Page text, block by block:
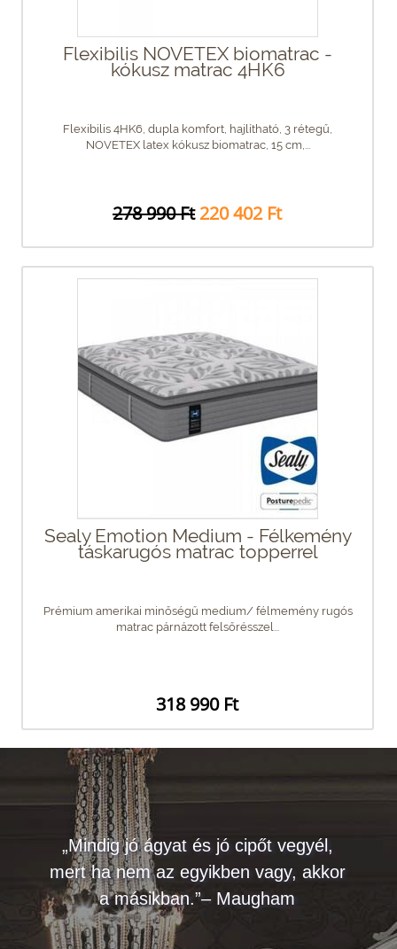
Flexibilis NOVETEX biomatrac -
kókusz matrac 4HK6
Flexibilis 4HK6, dupla komfort, hajlítható, 3 rétegű,
NOVETEX latex kókusz biomatrac, 15 cm,...
278 990 Ft 220 402 Ft
Sealy Emotion Medium - Félkemény
táskarugós matrac topperrel
Prémium amerikai minőségű medium/ félmemény rugós
matrac párnázott felsőrésszel...
318 990 Ft
„Mindig jó ágyat és jó cipőt vegyél,
mert ha nem az egyikben vagy, akkor
a másikban.”– Maugham